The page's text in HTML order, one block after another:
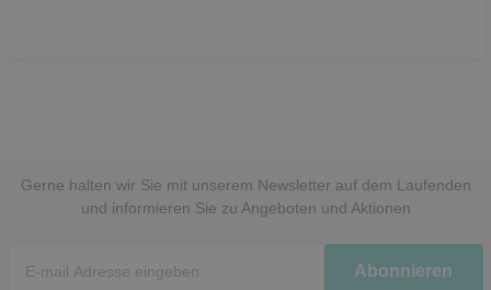
Gerne halten wir Sie mit unserem Newsletter auf dem Laufenden
und informieren Sie zu Angeboten und Aktionen
Honig
Abonnieren